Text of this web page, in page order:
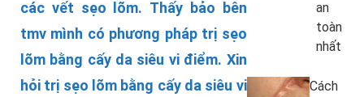
các vết sẹo lõm. Thấy bảo bên
tmv mình có phương pháp trị sẹo
lõm bằng cấy da siêu vi điểm. Xin
hỏi trị sẹo lõm bằng cấy da siêu vi
an
toàn
nhất
Cách